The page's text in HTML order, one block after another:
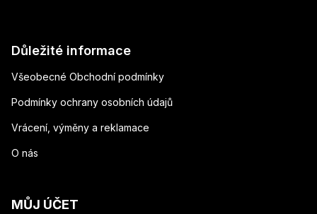
Důležité informace
Všeobecné Obchodní podmínky
Podmínky ochrany osobních údajů
Vrácení, výměny a reklamace
O nás
MŮJ ÚČET